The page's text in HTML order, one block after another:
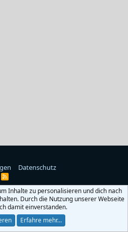
Datenschutz
R
SInhalte zu personalisieren und dich nach
Durch die Nutzung unserer Webseite
damit einverstanden.
Erfahre mehr…